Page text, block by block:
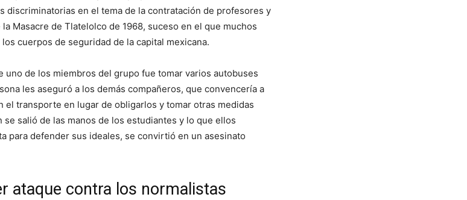
discriminatorias en el tema de la contratación de profesores y
Masacre de Tlatelolco de 1968, suceso en el que muchos
cuerpos de seguridad de la capital mexicana.
uno de los miembros del grupo fue tomar varios autobuses
les aseguró a los demás compañeros, que convencería a
el transporte en lugar de obligarlos y tomar otras medidas
salió de las manos de los estudiantes y lo que ellos
para defender sus ideales, se convirtió en un asesinato
ataque contra los normalistas